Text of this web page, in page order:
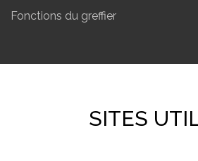
Fonctions du greffier
SITES